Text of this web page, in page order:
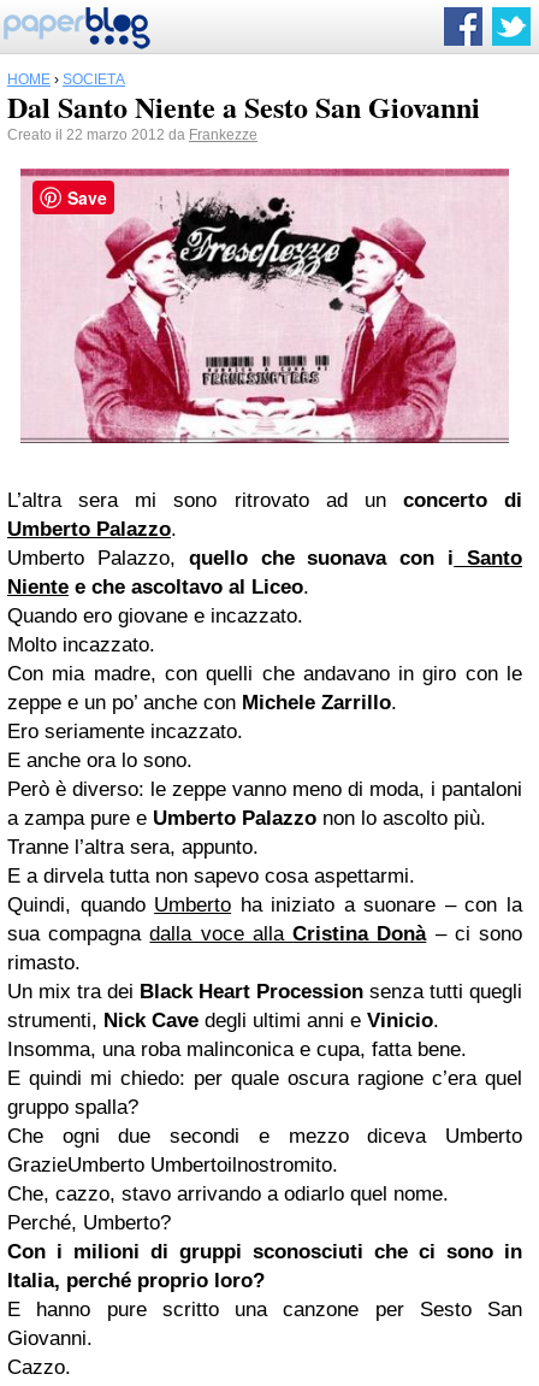
HOME › SOCIETÀ
Dal Santo Niente a Sesto San Giovanni
Creato il 22 marzo 2012 da Frankezze
L’altra sera mi sono ritrovato ad un concerto di
Umberto Palazzo.
Umberto Palazzo, quello che suonava con i Santo
Niente e che ascoltavo al Liceo.
Quando ero giovane e incazzato.
Molto incazzato.
Con mia madre, con quelli che andavano in giro con le
zeppe e un po’ anche con Michele Zarrillo.
Ero seriamente incazzato.
E anche ora lo sono.
Però è diverso: le zeppe vanno meno di moda, i pantaloni
a zampa pure e Umberto Palazzo non lo ascolto più.
Tranne l’altra sera, appunto.
E a dirvela tutta non sapevo cosa aspettarmi.
Quindi, quando Umberto ha iniziato a suonare – con la
sua compagnadalla voce allaCristina Donà– ci sono
rimasto.
Un mix tra dei Black Heart Procession senza tutti quegli
strumenti, Nick Cave degli ultimi anni e Vinicio.
Insomma, una roba malinconica e cupa, fatta bene.
E quindi mi chiedo: per quale oscura ragione c’era quel
gruppo spalla?
Che ogni due secondi e mezzo diceva Umberto
GrazieUmberto Umbertoilnostromito.
Che, cazzo, stavo arrivando a odiarlo quel nome.
Perché, Umberto?
Con i milioni di gruppi sconosciuti che ci sono in
Italia, perché proprio loro?
E hanno pure scritto una canzone per Sesto San
Giovanni.
Cazzo.
Save